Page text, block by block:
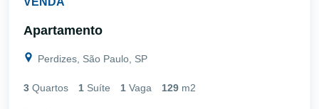
Apartamento
Perdizes, São Paulo, SP
3 Quartos 1 Suíte 1 Vaga 129 m2